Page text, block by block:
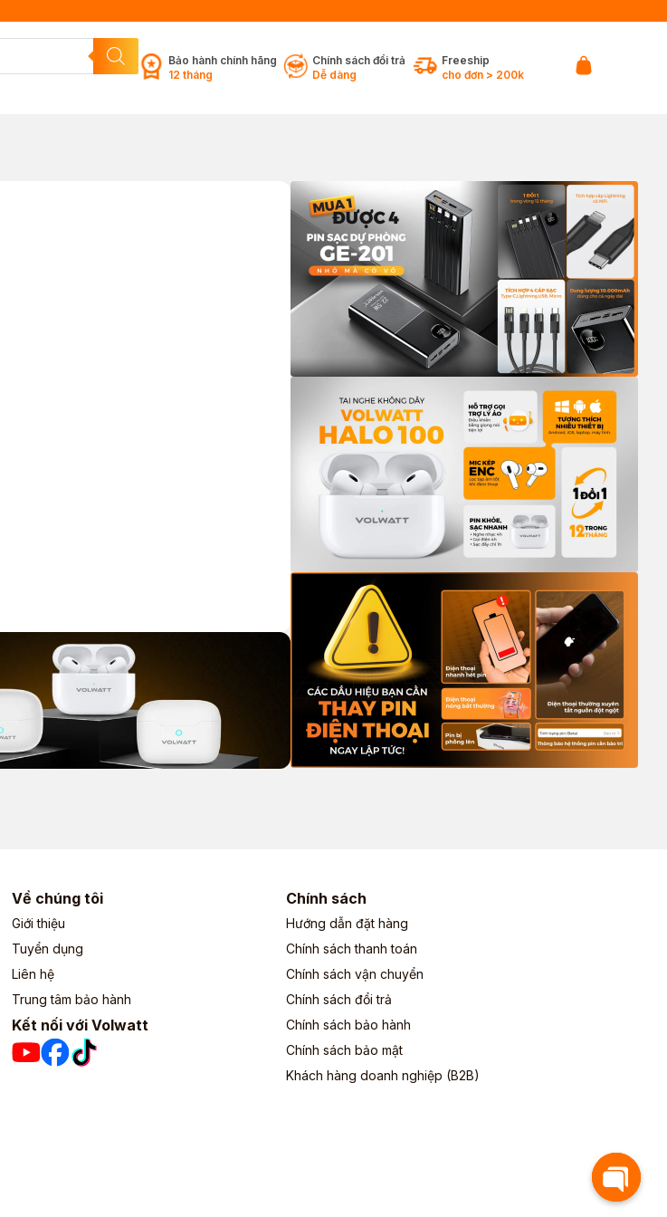
Bảo hành chính hãng
12 tháng
Chính sách đổi trả
Dễ dàng
Freeship
cho đơn > 200k
Về chúng tôi
Giới thiệu
Tuyển dụng
Liên hệ
Trung tâm bảo hành
Kết nối với Volwatt
Chính sách
Hướng dẫn đặt hàng
Chính sách thanh toán
Chính sách vận chuyển
Chính sách đổi trả
Chính sách bảo hành
Chính sách bảo mật
Khách hàng doanh nghiệp (B2B)